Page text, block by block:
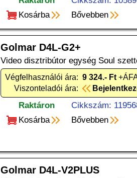
Kosárba
Bővebben
Golmar D4L-G2+
Video disztribútor egység Soul
Végfelhasználói ára: 9 324.- Ft
Viszonteladói ára:
Raktáron
Cikkszám:
Kosárba
Bővebben
Golmar D4L-V2PLUS